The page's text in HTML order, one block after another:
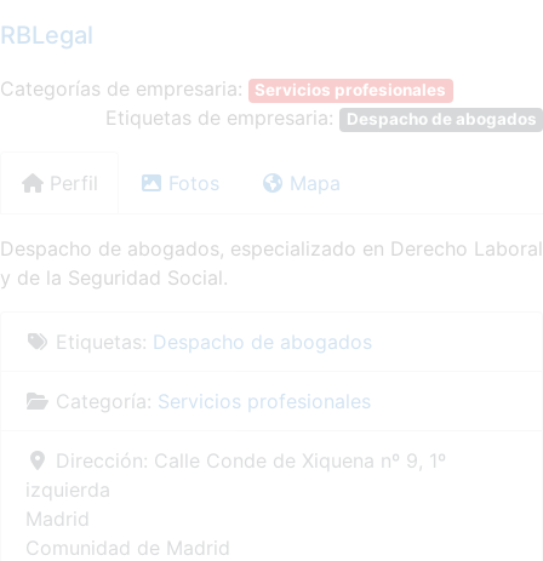
RBLegal
Categorías de empresaria: Servicios profesionales
Etiquetas de empresaria: Despacho de abogados
Perfil Fotos Mapa
Despacho de abogados, especializado en Derecho Laboral
y de la Seguridad Social.
Etiquetas: Despacho de abogados
Categoría: Servicios profesionales
Dirección: Calle Conde de Xiquena nº 9, 1º
izquierda
Madrid
Comunidad de Madrid